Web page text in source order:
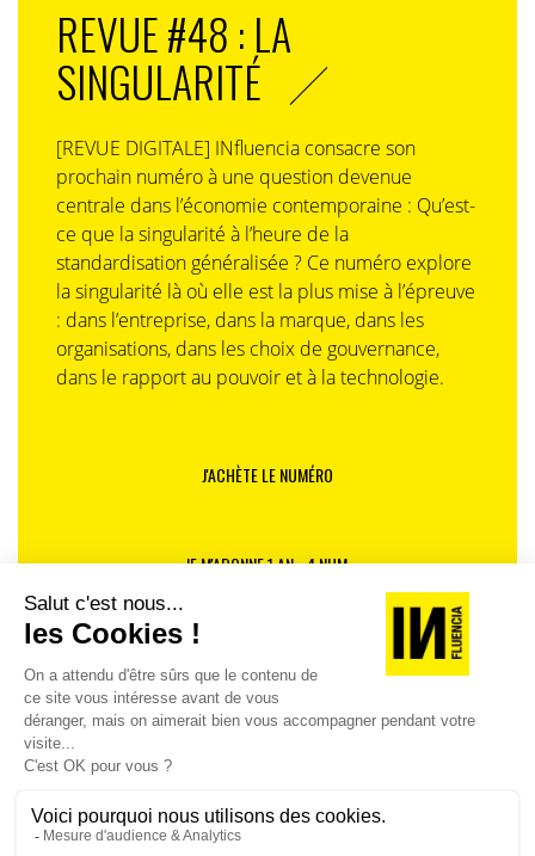
REVUE #48 : LA
SINGULARITÉ
[REVUE DIGITALE] INfluencia consacre son
prochain numéro à une question devenue
centrale dans l’économie contemporaine : Qu’est-
ce que la singularité à l’heure de la
standardisation généralisée ? Ce numéro explore
la singularité là où elle est la plus mise à l’épreuve
: dans l’entreprise, dans la marque, dans les
organisations, dans les choix de gouvernance,
dans le rapport au pouvoir et à la technologie.
J'ACHÈTE LE NUMÉRO
JE M'ABONNE 1 AN - 4 NUM.
JE DÉCOUVRE LES NUMÉROS PRÉCÉDENTS
Je suis déjà abonné(e) :je consulte la revue en